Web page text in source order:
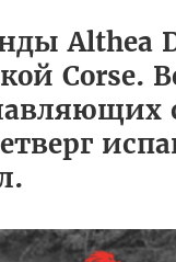
Althea
Corse.